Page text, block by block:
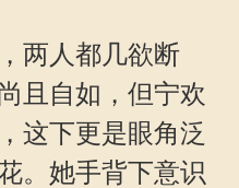
两人都几欲断
且自如，但宁欢
这下更是眼角泛
。她手背下意识